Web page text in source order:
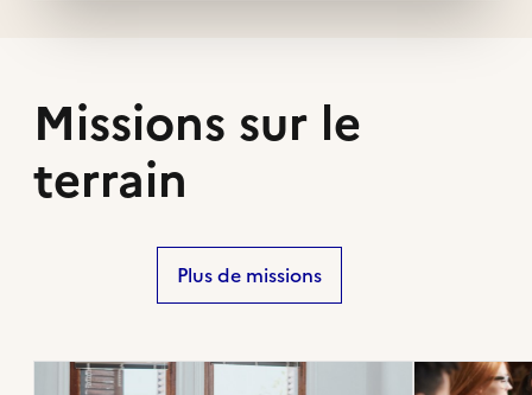
Missions sur le
terrain
Plus de missions